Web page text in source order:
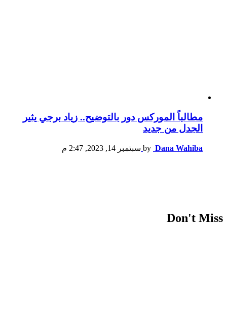
مطالباً الموركس دور بالتوضيح.. زياد برجي يثير
الجدل من جديد
by Dana Wahiba سبتمبر 14, 2023, 2:47 م
Don't Miss